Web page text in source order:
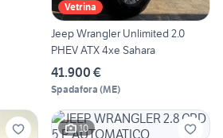
Vetrina
Jeep Wrangler Unlimited 2.0
PHEV ATX 4xe Sahara
41.900 €
Spadafora (ME)
10